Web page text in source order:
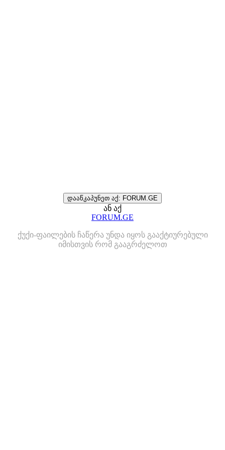
დააწკაპუნეთ აქ: FORUM.GE
ან აქ
FORUM.GE
ქუქი-ფაილების ჩაწერა უნდა იყოს გააქტიურებული
იმისთვის რომ გააგრძელოთ